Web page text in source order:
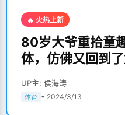
🔥 火热上新
80岁大爷重拾童
体，仿佛又回到
UP主: 侯海涛
体育 • 2024/3/13